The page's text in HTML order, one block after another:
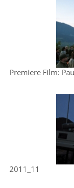
Premiere Film:
2011_11